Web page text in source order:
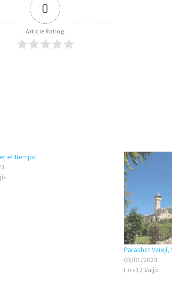
0
Article Rating
el tiempo
Parashat Vaiejí,
03/01/2023
En «12 Vaijí»